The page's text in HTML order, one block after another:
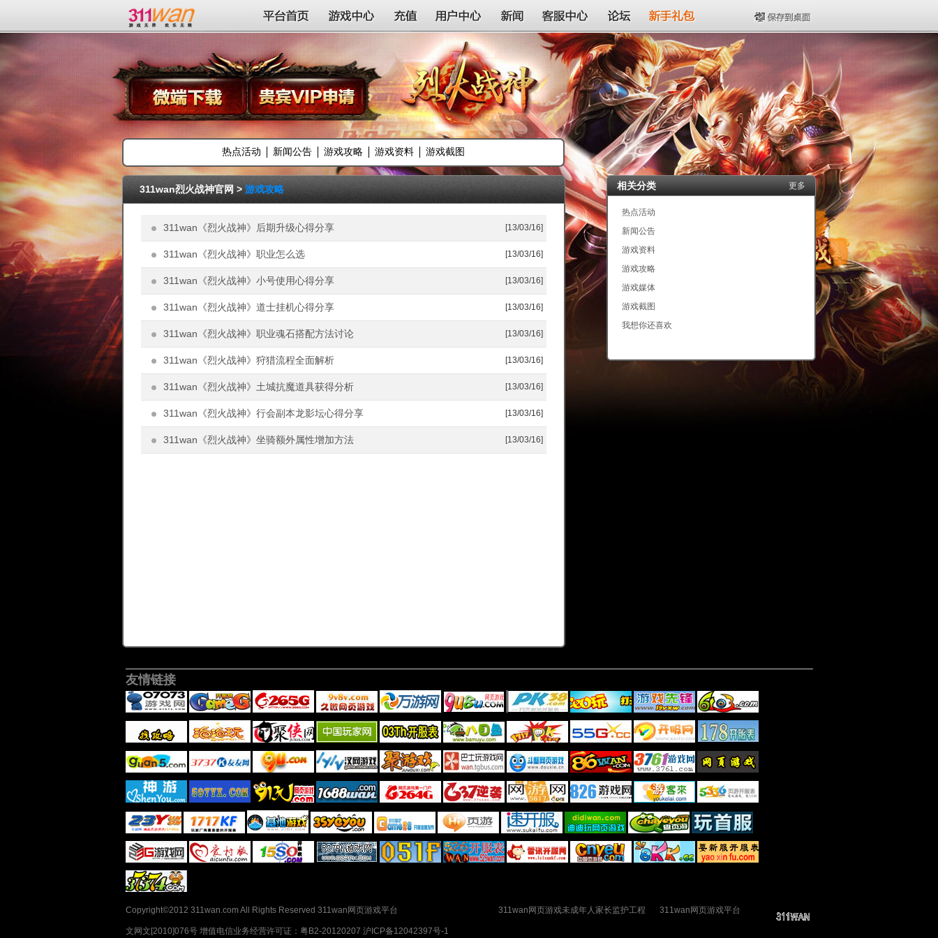
311wan平台 平台首页 游戏中心 充值 用户中心 新闻 客服中心 论坛 新手礼包 保存到桌面
热点活动 新闻公告 游戏攻略 游戏资料 游戏截图
311wan烈火战神官网>游戏攻略
311wan《烈火战神》后期升级心得分享 [13/03/16]
311wan《烈火战神》职业怎么选 [13/03/16]
311wan《烈火战神》小号使用心得分享 [13/03/16]
311wan《烈火战神》道士挂机心得分享 [13/03/16]
311wan《烈火战神》职业魂石搭配方法讨论 [13/03/16]
311wan《烈火战神》狩猎流程全面解析 [13/03/16]
311wan《烈火战神》土城抗魔道具获得分析 [13/03/16]
311wan《烈火战神》行会副本龙影坛心得分享 [13/03/16]
311wan《烈火战神》坐骑额外属性增加方法 [13/03/16]
相关分类 更多
热点活动
新闻公告
游戏资料
游戏攻略
游戏媒体
游戏截图
我想你还喜欢
友情链接
Copyright©2012 311wan.com All Rights Reserved 311wan网页游戏平台
文网文[2010]076号 增值电信业务经营许可证：粤B2-20120207 沪ICP备12042397号-1
311wan网页游戏未成年人家长监护工程 311wan网页游戏平台